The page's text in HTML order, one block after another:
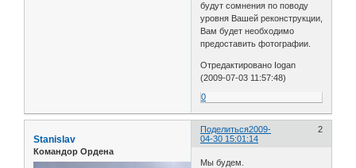
будут сомнения по поводу
уровня Вашей реконструкции,
Вам будет необходимо
предоставить фотографии.
Отредактировано Iogan
(2009-07-03 11:57:48)
0
Поделиться 2
2009-
04-30 15:01:14
Stanislav
Командор Ордена
Мы будем.